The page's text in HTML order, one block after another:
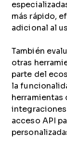
más rápido,
adicional al
También
otras
parte del
la
herramientas
acceso API